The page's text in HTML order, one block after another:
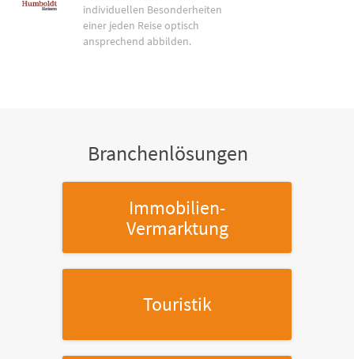
individuellen Besonderheiten
einer jeden Reise optisch
ansprechend abbilden.
Branchenlösungen
Immobilien-
Vermarktung
Touristik